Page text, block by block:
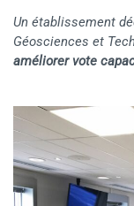
Un établissement
Géosciences et
améliorer vote